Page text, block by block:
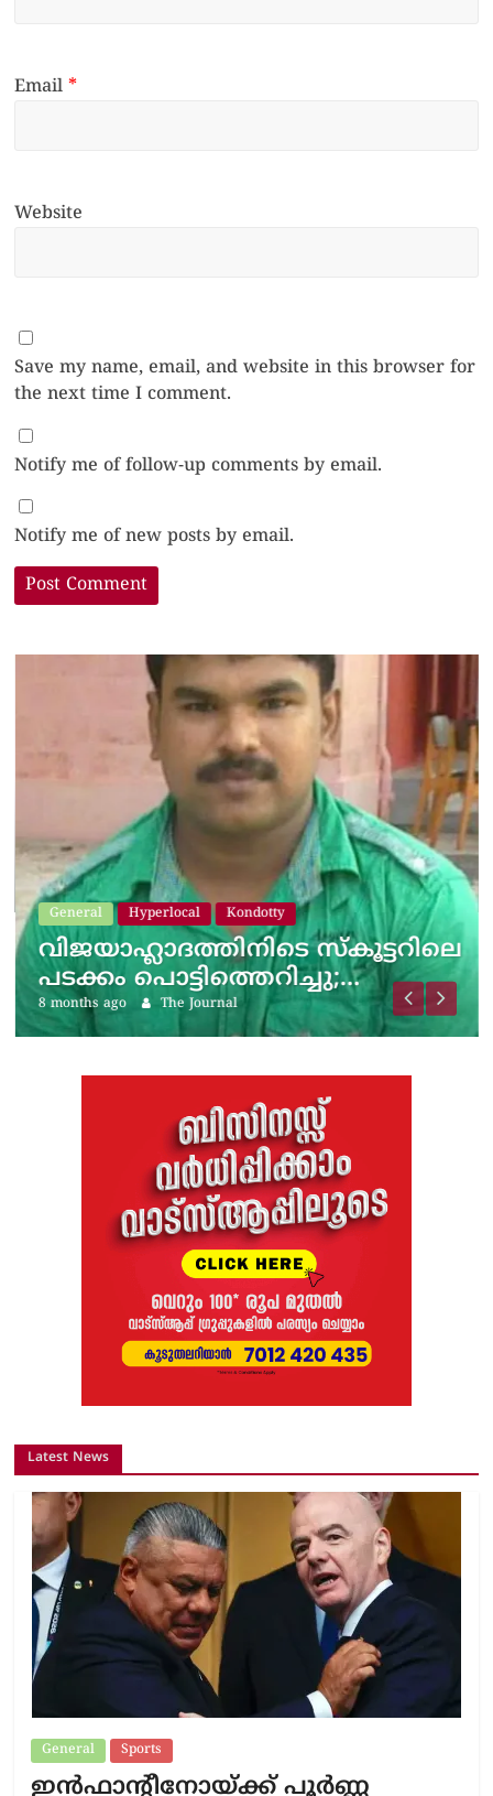
Email*
Website
Save my name, email, and website in this browser for
the next time I comment.
Notify me of follow-up comments by email.
Notify me of new posts by email.
General Hyperlocal Kondotty
വിജയാഹ്ലാദത്തിനിടെ സ്കൂട്ടറിലെ
പടക്കം പൊട്ടിത്തെറിച്ചു;…
8 months ago The Journal
Latest News
General Sports
ഇൻഫാന്റീനോയ്ക്ക് പൂർണ്ണ